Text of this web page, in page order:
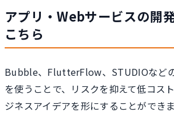
アプリ・Webサービスの開
こちら
Bubble、FlutterFlow、STUDIOなど
を使うことで、リスクを抑えて低コス
ジネスアイデアを形にすることができま